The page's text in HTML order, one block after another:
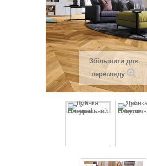
Збільшити для
перегляду